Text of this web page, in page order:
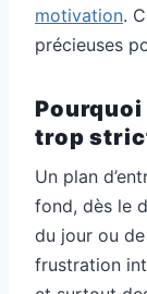
motivation.
précieuses
Pourquoi
trop
Un plan
fond, dès le
du jour ou
frustration